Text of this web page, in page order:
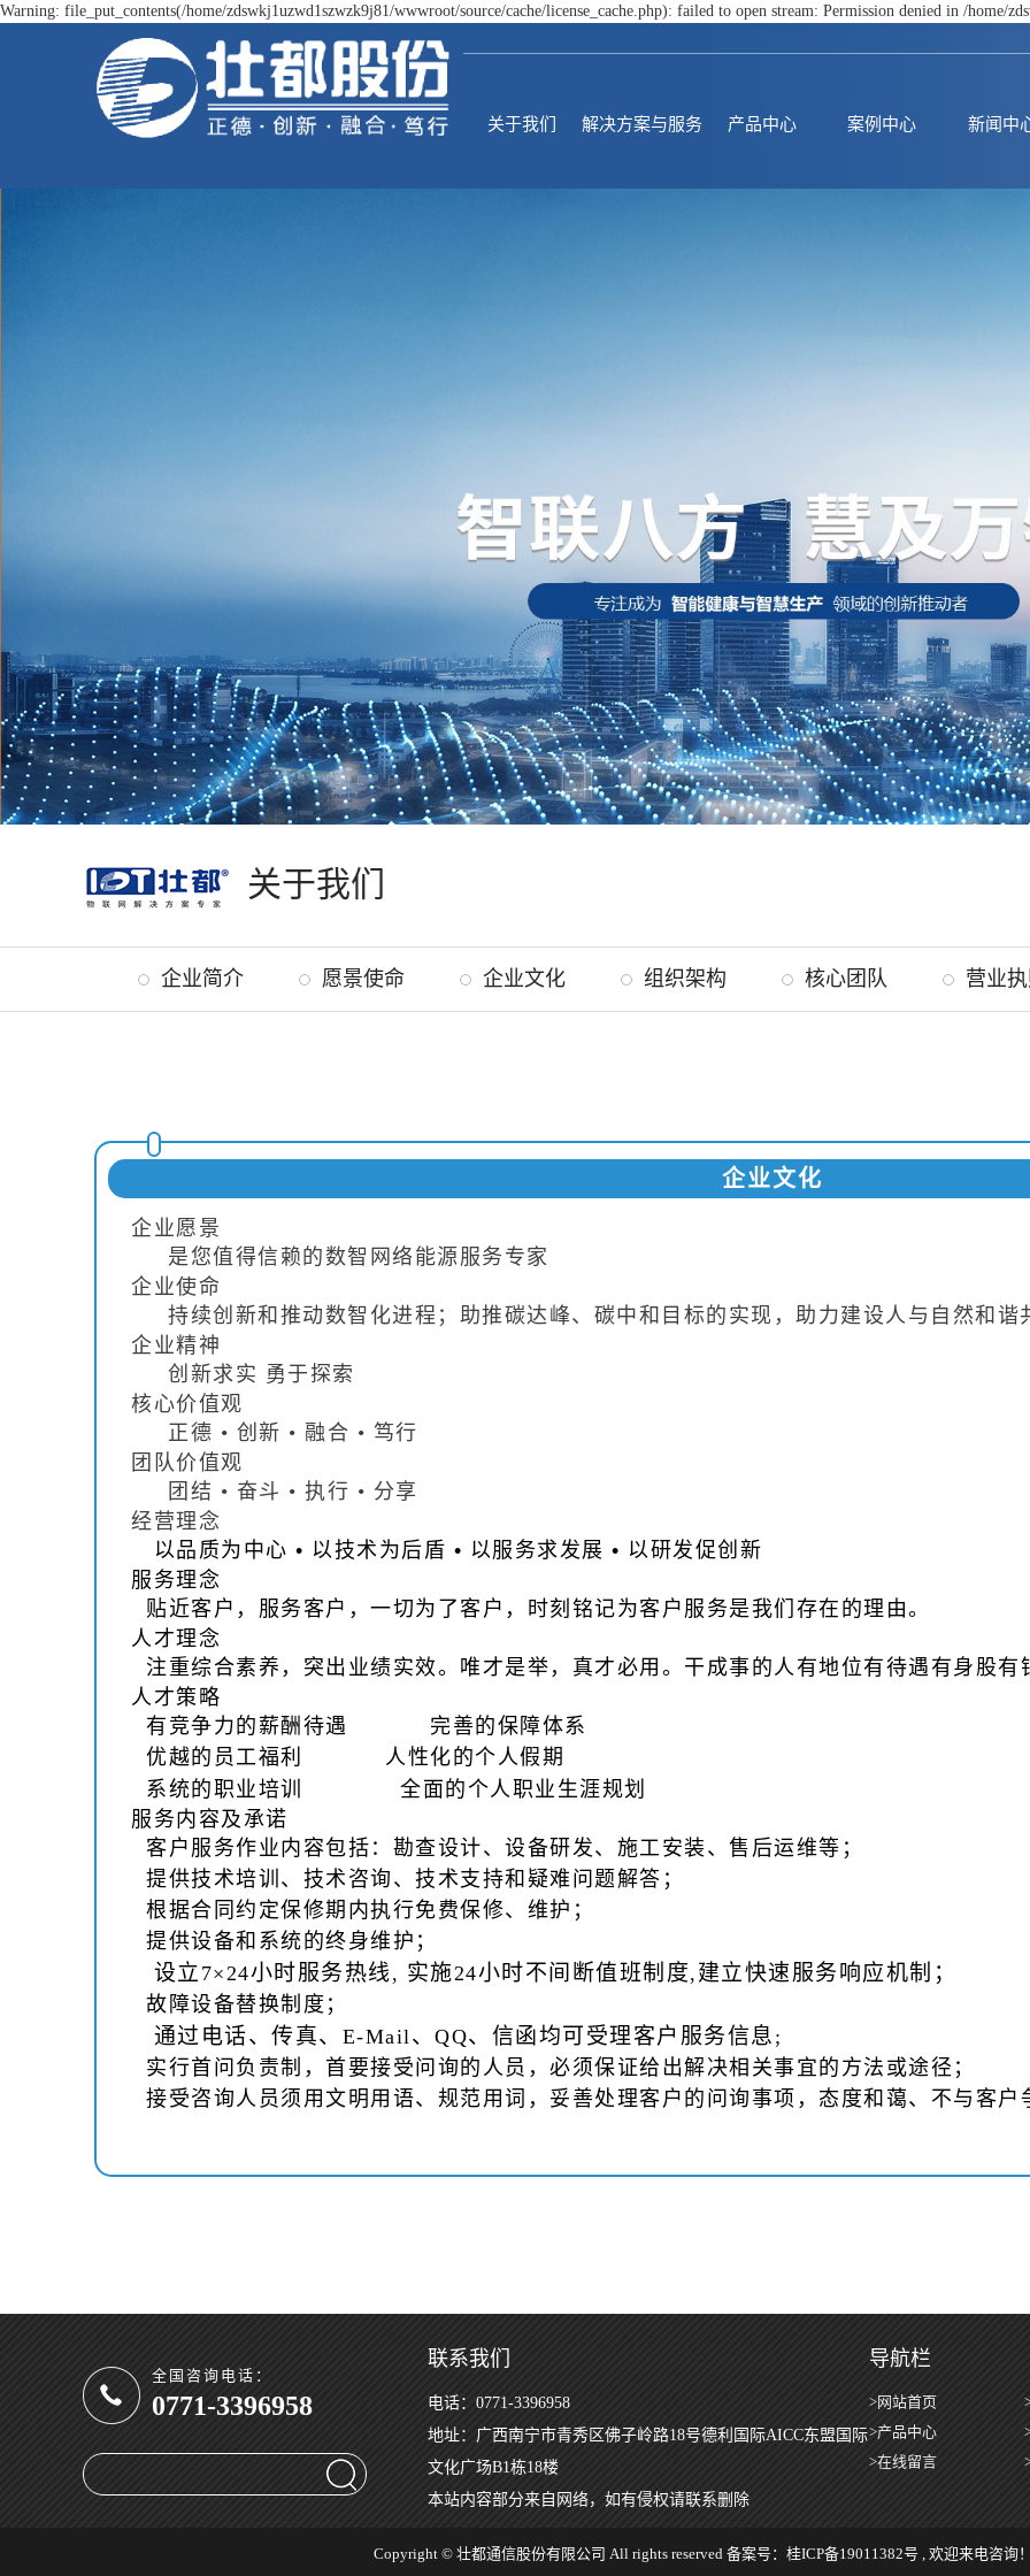
Warning: file_put_contents(/home/zdswkj1uzwd1szwzk9j81/wwwroot/source/cache/license_cache.php): failed to open stream: Permission denied in /home/
关于我们 解决方案与服务 产品中心 案例中心 新闻中
关于我们
企业简介 愿景使命 企业文化 组织架构 核心团队 营业
企业文化
企业愿景
是您值得信赖的数智网络能源服务专家
企业使命
持续创新和推动数智化进程；助推碳达峰、碳中和目标的实现，助力建设人与自然和谐
企业精神
创新求实 勇于探索
核心价值观
正德 • 创新 • 融合 • 笃行
团队价值观
团结 • 奋斗 • 执行 • 分享
经营理念
以品质为中心 • 以技术为后盾 • 以服务求发展 • 以研发促创新
服务理念
贴近客户，服务客户，一切为了客户，时刻铭记为客户服务是我们存在的理由。
人才理念
注重综合素养，突出业绩实效。唯才是举，真才必用。干成事的人有地位有待遇有身股有
人才策略
有竞争力的薪酬待遇
完善的保障体系
优越的员工福利
人性化的个人假期
系统的职业培训
全面的个人职业生涯规划
服务内容及承诺
客户服务作业内容包括：勘查设计、设备研发、施工安装、售后运维等；
提供技术培训、技术咨询、技术支持和疑难问题解答；
根据合同约定保修期内执行免费保修、维护；
提供设备和系统的终身维护；
设立 7×24小时服务热线, 实施24小时不间断值班制度, 建立快速服务响应机制；
故障设备替换制度；
通过电话、传真、 E-Mail 、 QQ、信函均可受理客户服务信息 ;
实行首问负责制，首要接受问询的人员，必须保证给出解决相关事宜的方法或途径；
接受咨询人员须用文明用语、规范用词，妥善处理客户的问询事项，态度和蔼、不与客户
全国咨询电话：
0771-3396958
联系我们
电话：0771-3396958
地址：广西南宁市青秀区佛子岭路18号德利国际AICC东盟国际
文化广场B1栋18楼
本站内容部分来自网络，如有侵权请联系删除
导航栏
>网站首页
>产品中心
>在线留言
Copyright © 壮都通信股份有限公司 All rights reserved 备案号： 桂ICP备19011382号 , 欢迎来电咨询